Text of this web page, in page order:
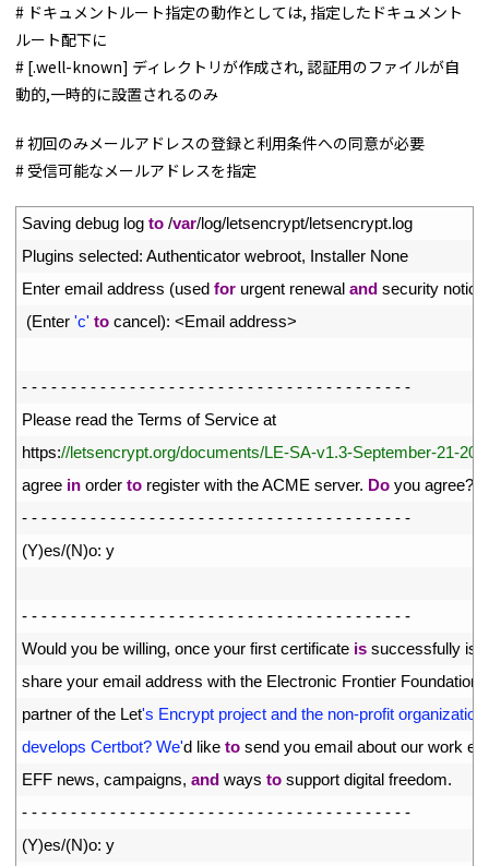
# ドキュメントルート指定の動作としては, 指定したドキュメント
ルート配下に
# [.well-known] ディレクトリが作成され, 認証用のファイルが自
動的,一時的に設置されるのみ
# 初回のみメールアドレスの登録と利用条件への同意が必要
# 受信可能なメールアドレスを指定
Saving debug log to /var/log/letsencrypt/letsencrypt.log
Plugins selected: Authenticator webroot, Installer None
Enter email address (used for urgent renewal and security
(Enter 'c' to cancel): <Email address>
- - - - - - - - - - - - - - - - - - - - - - - - - - - - - - - - - - - - - - - -
Please read the Terms of Service at
https://letsencrypt.org/documents/LE-SA-v1.3-September-21-
agree in order to register with the ACME server. Do you agree?
- - - - - - - - - - - - - - - - - - - - - - - - - - - - - - - - - - - - - - - -
(Y)es/(N)o: y
- - - - - - - - - - - - - - - - - - - - - - - - - - - - - - - - - - - - - - - -
Would you be willing, once your first certificate is successfully
share your email address with the Electronic Frontier Foundation
partner of the Let's Encrypt project and the non-profit organization
develops Certbot? We'd like to send you email about our work
EFF news, campaigns, and ways to support digital freedom.
- - - - - - - - - - - - - - - - - - - - - - - - - - - - - - - - - - - - - - - -
(Y)es/(N)o: y